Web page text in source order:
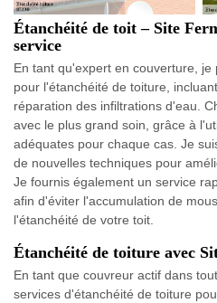
Étanchéité de toit – Site
service
En tant qu'expert en couverture,
pour l'étanchéité de toiture,
réparation des infiltrations d'eau.
avec le plus grand soin, grâce à
adéquates pour chaque cas. Je
de nouvelles techniques pour
Je fournis également un service
afin d'éviter l'accumulation de
l'étanchéité de votre toit.
Étanchéité de toiture avec
En tant que couvreur actif dans
services d'étanchéité de toiture